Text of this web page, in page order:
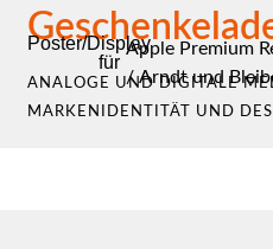
Poster/Display
für
Apple Premium
/Arndt und
ANALOGE UND DIGITALE
MARKENIDENTITÄT UND